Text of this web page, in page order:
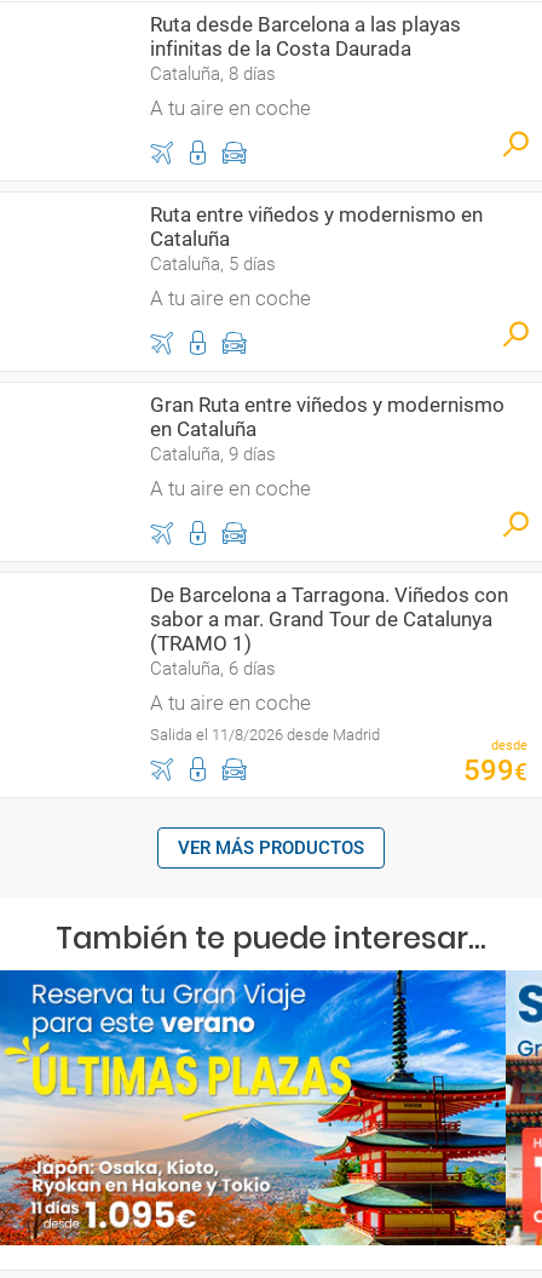
Ruta desde Barcelona a las playas
infinitas de la Costa Daurada
Cataluña, 8 días
A tu aire en coche
Ruta entre viñedos y modernismo en
Cataluña
Cataluña, 5 días
A tu aire en coche
Gran Ruta entre viñedos y modernismo
en Cataluña
Cataluña, 9 días
A tu aire en coche
De Barcelona a Tarragona. Viñedos con
sabor a mar. Grand Tour de Catalunya
(TRAMO 1)
Cataluña, 6 días
A tu aire en coche
Salida el 11/8/2026 desde Madrid
desde
599€
VER MÁS PRODUCTOS
También te puede interesar...